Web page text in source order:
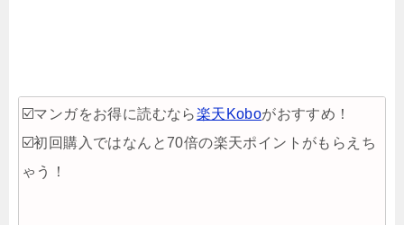
☑️マンガをお得に読むなら楽天Koboがおすすめ！
☑️初回購入ではなんと70倍の楽天ポイントがもらえち
ゃう！